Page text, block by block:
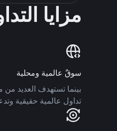
مزايا
سوقٌ عالمية ومحلية
تداول عالمية حقيقية وتدعم أكثر